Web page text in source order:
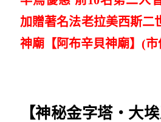
加贈著名法老拉美西斯二
神廟【阿布辛貝神廟】(市
【神秘金字塔‧大